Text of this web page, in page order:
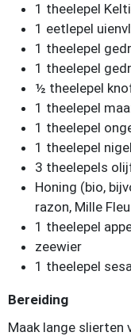
1 theelepel
1 eetlepel
1 theelepel
1 theelepel
½ theelepel
1 theelepel
1 theelepel
1 theelepel
3 theelepels
Honing (bio,
razon, Mille
1 theelepel
zeewier
1 theelepel
Bereiding
Maak lange slierten